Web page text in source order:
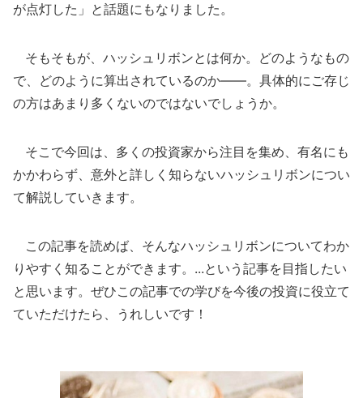
が点灯した」と話題にもなりました。
そもそもが、ハッシュリボンとは何か。どのようなもの
で、どのように算出されているのか――。具体的にご存じ
の方はあまり多くないのではないでしょうか。
そこで今回は、多くの投資家から注目を集め、有名にも
かかわらず、意外と詳しく知らないハッシュリボンについ
て解説していきます。
この記事を読めば、そんなハッシュリボンについてわか
りやすく知ることができます。...という記事を目指したい
と思います。ぜひこの記事での学びを今後の投資に役立て
ていただけたら、うれしいです！